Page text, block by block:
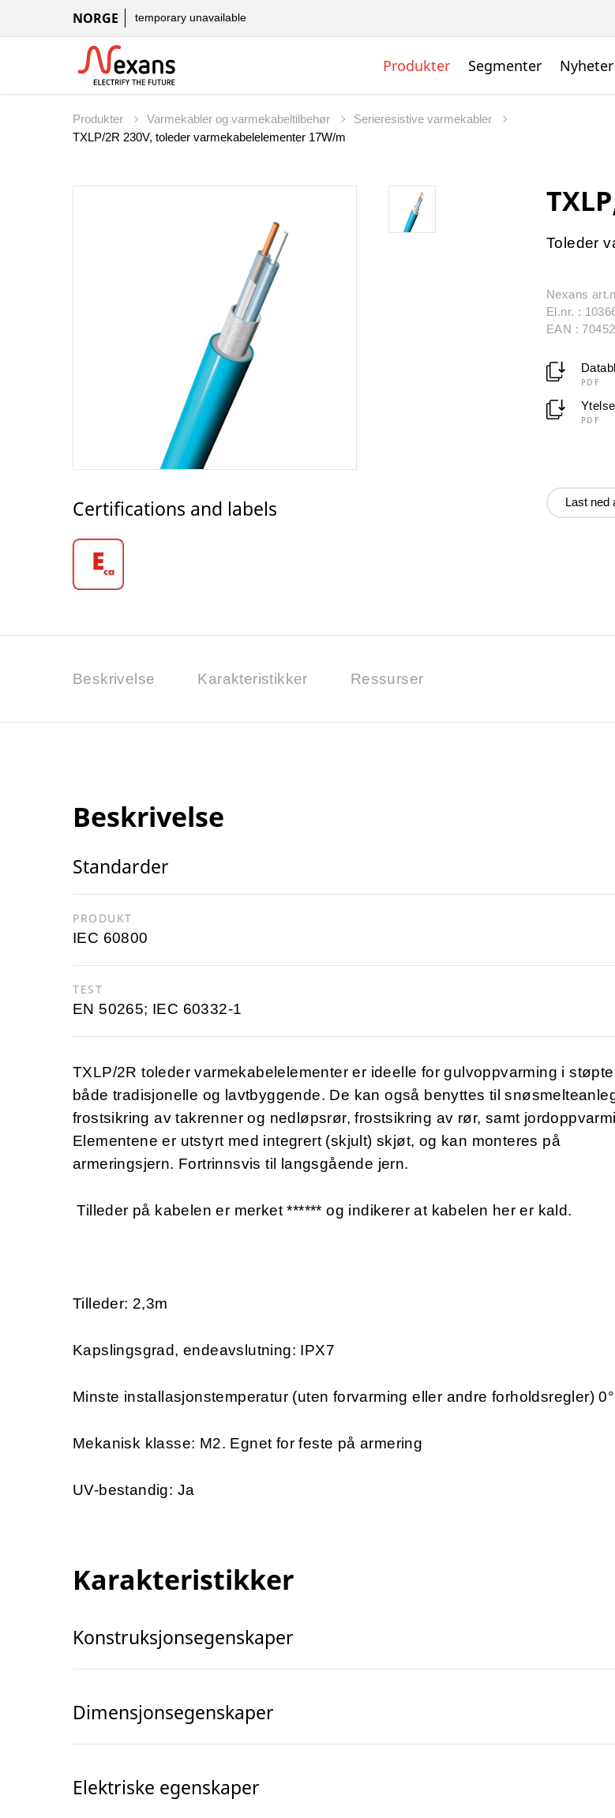
NORGE temporary unavailable
Produkter Segmenter Nyheter
Produkter Varmekabler og varmekabeltilbehør
Serieresistive varmekabler
TXLP/2R 230V, toleder varmekabelelementer 17W/m
Certifications and labels
Toleder
Nexans
El.nr. :
EAN :
PDF
PDF
Last ned
Beskrivelse Karakteristikker Ressurser
Beskrivelse
Standarder
PRODUKT
IEC 60800
TEST
EN 50265; IEC 60332-1
TXLP/2R toleder varmekabelelementer er ideelle for gulvoppvarming i
både tradisjonelle og lavtbyggende. De kan også benyttes til
frostsikring av takrenner og nedløpsrør, frostsikring av rør, samt
Elementene er utstyrt med integrert (skjult) skjøt, og kan monteres på
armeringsjern. Fortrinnsvis til langsgående jern.
Tilleder på kabelen er merket ****** og indikerer at kabelen her er kald.
Tilleder: 2,3m
Kapslingsgrad, endeavslutning: IPX7
Minste installasjonstemperatur (uten forvarming eller andre forholdsregler)
Mekanisk klasse: M2. Egnet for feste på armering
UV-bestandig: Ja
Karakteristikker
Konstruksjonsegenskaper
Dimensjonsegenskaper
Elektriske egenskaper